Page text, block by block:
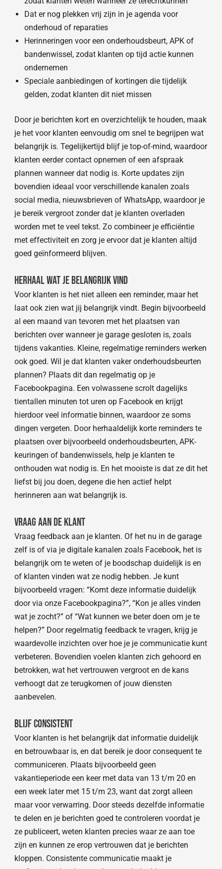
Dat er nog plekken vrij zijn in je agenda voor
onderhoud of reparaties
Herinneringen voor een onderhoudsbeurt, APK of
bandenwissel, zodat klanten op tijd actie kunnen
ondernemen
Speciale aanbiedingen of kortingen die tijdelijk
gelden, zodat klanten dit niet missen
Door je berichten kort en overzichtelijk te houden, maak
je het voor klanten eenvoudig om snel te begrijpen wat
belangrijk is. Tegelijkertijd blijf je top-of-mind, waardoor
klanten eerder contact opnemen of een afspraak
plannen wanneer dat nodig is. Korte updates zijn
bovendien ideaal voor verschillende kanalen zoals
social media, nieuwsbrieven of WhatsApp, waardoor je
je bereik vergroot zonder dat je klanten overladen
worden met te veel tekst. Zo combineer je efficiëntie
met effectiviteit en zorg je ervoor dat je klanten altijd
goed geïnformeerd blijven.
Herhaal wat je belangrijk vind
Voor klanten is het niet alleen een reminder, maar het
laat ook zien wat jij belangrijk vindt. Begin bijvoorbeeld
al een maand van tevoren met het plaatsen van
berichten over wanneer je garage gesloten is, zoals
tijdens vakanties. Kleine, regelmatige reminders werken
ook goed. Wil je dat klanten vaker onderhoudsbeurten
plannen? Plaats dit dan regelmatig op je
Facebookpagina. Een volwassene scrolt dagelijks
tientallen minuten tot uren op Facebook en krijgt
hierdoor veel informatie binnen, waardoor ze soms
dingen vergeten. Door herhaaldelijk korte reminders te
plaatsen over bijvoorbeeld onderhoudsbeurten, APK-
keuringen of bandenwissels, help je klanten te
onthouden wat nodig is. En het mooiste is dat ze dit het
liefst bij jou doen, degene die hen actief helpt
herinneren aan wat belangrijk is.
Vraag aan de klant
Vraag feedback aan je klanten. Of het nu in de garage
zelf is of via je digitale kanalen zoals Facebook, het is
belangrijk om te weten of je boodschap duidelijk is en
of klanten vinden wat ze nodig hebben. Je kunt
bijvoorbeeld vragen: “Komt deze informatie duidelijk
door via onze Facebookpagina?”, “Kon je alles vinden
wat je zocht?” of “Wat kunnen we beter doen om je te
helpen?” Door regelmatig feedback te vragen, krijg je
waardevolle inzichten over hoe je je communicatie kunt
verbeteren. Bovendien voelen klanten zich gehoord en
betrokken, wat het vertrouwen vergroot en de kans
verhoogt dat ze terugkomen of jouw diensten
aanbevelen.
Blijf consistent
Voor klanten is het belangrijk dat informatie duidelijk
en betrouwbaar is, en dat bereik je door consequent te
communiceren. Plaats bijvoorbeeld geen
vakantieperiode een keer met data van 13 t/m 20 en
een week later met 15 t/m 23, want dat zorgt alleen
maar voor verwarring. Door steeds dezelfde informatie
te delen en je berichten goed te controleren voordat je
ze publiceert, weten klanten precies waar ze aan toe
zijn en kunnen ze erop vertrouwen dat je berichten
kloppen. Consistente communicatie maakt je